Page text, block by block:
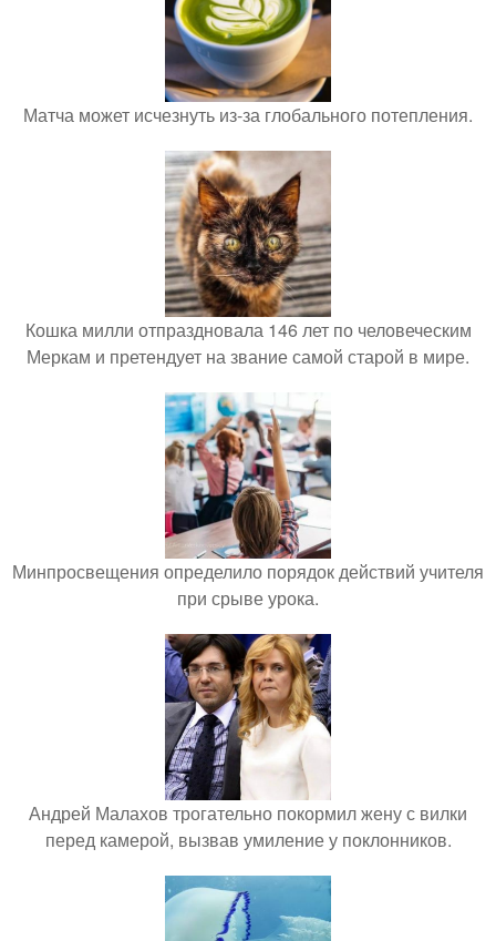
Матча может исчезнуть из-за глобального потепления.
Кошка милли отпраздновала 146 лет по человеческим
Меркам и претендует на звание самой старой в мире.
Минпросвещения определило порядок действий учителя
при срыве урока.
Андрей Малахов трогательно покормил жену с вилки
перед камерой, вызвав умиление у поклонников.